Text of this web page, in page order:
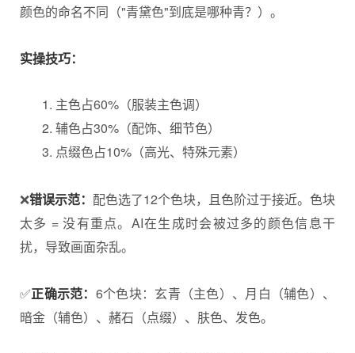
颜色的命名不同（"青黛色"到底是哪种青？）。
实操技巧：
主色占60%（服装主色调）
辅色占30%（配饰、细节色）
点缀色占10%（高光、特殊元素）
❌错误示范： 配色选了12个色块，且色阶过于接近。色块
太多 = 没有重点。AI在生成时会被过多的颜色信息干
扰，导致画面杂乱。
✅正确示范： 6个色块：玄青（主色）、月白（辅色）、
暗金（辅色）、赭石（点缀）、肤色、发色。